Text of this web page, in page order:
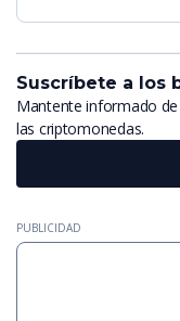
Suscríbete a los
Mantente informado
las criptomonedas.
PUBLICIDAD